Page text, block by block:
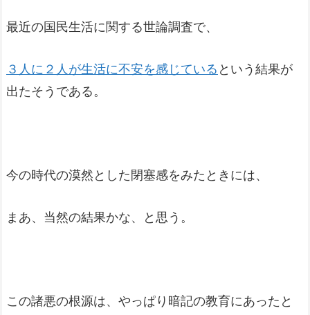
最近の国民生活に関する世論調査で、
３人に２人が生活に不安を感じている という結果が
出たそうである。
今の時代の漠然とした閉塞感をみたときには、
まあ、当然の結果かな、と思う。
この諸悪の根源は、やっぱり暗記の教育にあったと